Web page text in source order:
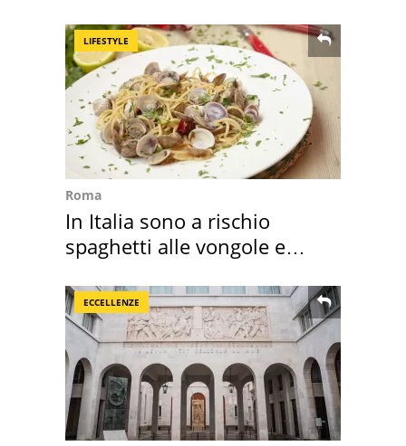
LIFESTYLE
Roma
In Italia sono a rischio
spaghetti alle vongole e
ECCELLENZE